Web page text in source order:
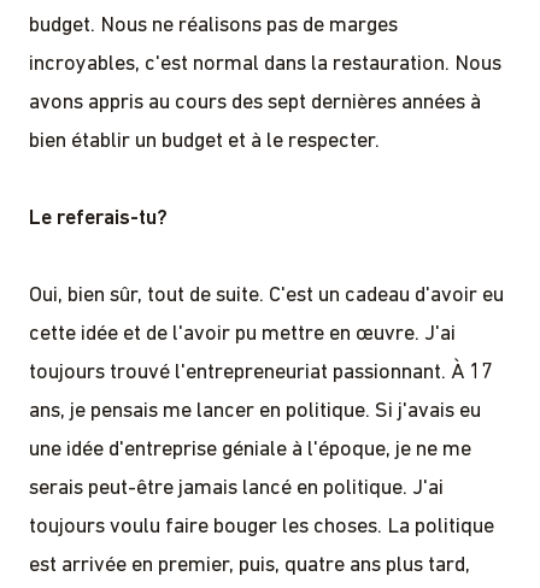
budget. Nous ne réalisons pas de marges
incroyables, c'est normal dans la restauration. Nous
avons appris au cours des sept dernières années à
bien établir un budget et à le respecter.
Le referais-tu?
Oui, bien sûr, tout de suite. C'est un cadeau d'avoir eu
cette idée et de l'avoir pu mettre en œuvre. J'ai
toujours trouvé l'entrepreneuriat passionnant. À 17
ans, je pensais me lancer en politique. Si j'avais eu
une idée d'entreprise géniale à l'époque, je ne me
serais peut-être jamais lancé en politique. J'ai
toujours voulu faire bouger les choses. La politique
est arrivée en premier, puis, quatre ans plus tard,